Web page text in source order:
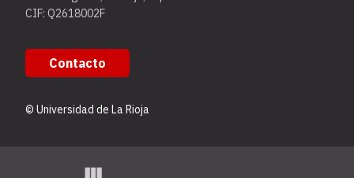
CIF: Q2618002F
Contacto
© Universidad de La Rioja